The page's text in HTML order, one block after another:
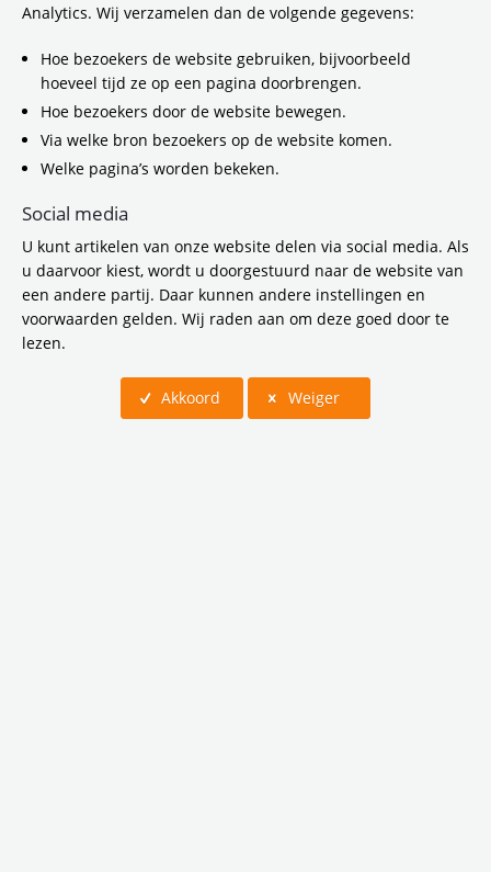
Werken bij Vervoerregio
Amsterdam
Wil jij de bereikbaarheid en leefbaarheid in de
verkeer en mobiliteit in de regio? Kom werken bij
Vervoerregio Amsterdam.
Kijk snel in ons vacatureoverzicht of er wat voor jou
bij staat.
Analytics. Wij verzamelen dan de volgende gegevens:
Hoe bezoekers de website gebruiken, bijvoorbeeld
hoeveel tijd ze op een pagina doorbrengen.
Hoe bezoekers door de website bewegen.
Via welke bron bezoekers op de website komen.
Welke pagina’s worden bekeken.
Social media
U kunt artikelen van onze website delen via social media. Als
u daarvoor kiest, wordt u doorgestuurd naar de website van
een andere partij. Daar kunnen andere instellingen en
voorwaarden gelden. Wij raden aan om deze goed door te
lezen.
Akkoord Weiger